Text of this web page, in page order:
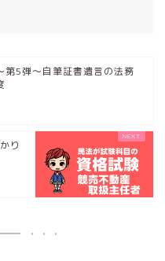
第5弾～自筆証書遺言の法務
り